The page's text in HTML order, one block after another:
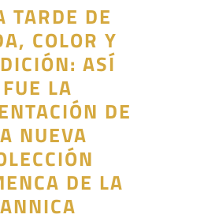
TARDE DE
COLOR Y
ASÍ
FUE LA
DE
NUEVA
DE LA
ANNICA